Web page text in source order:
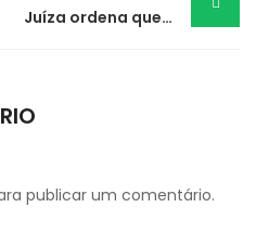
Juíza ordena que Unimed faça migração de paciente autista para plano individual
publicar um comentário.